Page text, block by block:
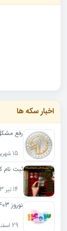
اخبار سکه ها
رفع
15 شهریور 1404 - 2662 بازدید - 6 نظر
ثبت نام
14 تیر 1403 - 34464 بازدید - 23 نظر
نوروز 1403 مبارک باد
29 اسفند 1402 - 16069 بازدید